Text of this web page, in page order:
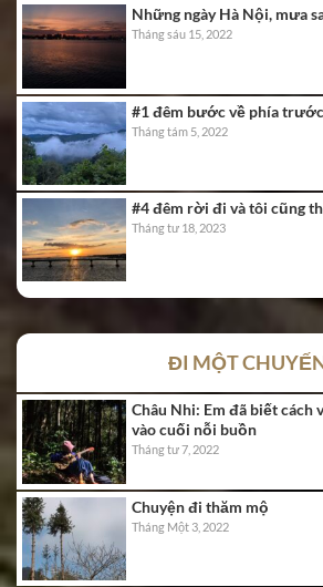
Những ngày Hà Nội, mưa
Tháng sáu 15, 2022
#1 đêm bước về phía trước
Tháng tám 5, 2022
#4 đêm rời đi và tôi cũng
Tháng tư 18, 2023
ĐI MỘT
Châu Nhi: Em đã biết
vào cuối nỗi buồn
Tháng tư 7, 2022
Chuyện đi thăm mộ
Tháng Một 3, 2022